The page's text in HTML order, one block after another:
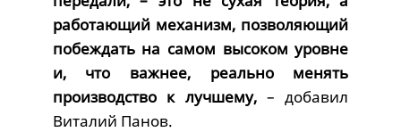
работающий механизм, позволяющий
побеждать на самом высоком уровне
и, что важнее, реально менять
производство к лучшему, – добавил
Виталий Панов.